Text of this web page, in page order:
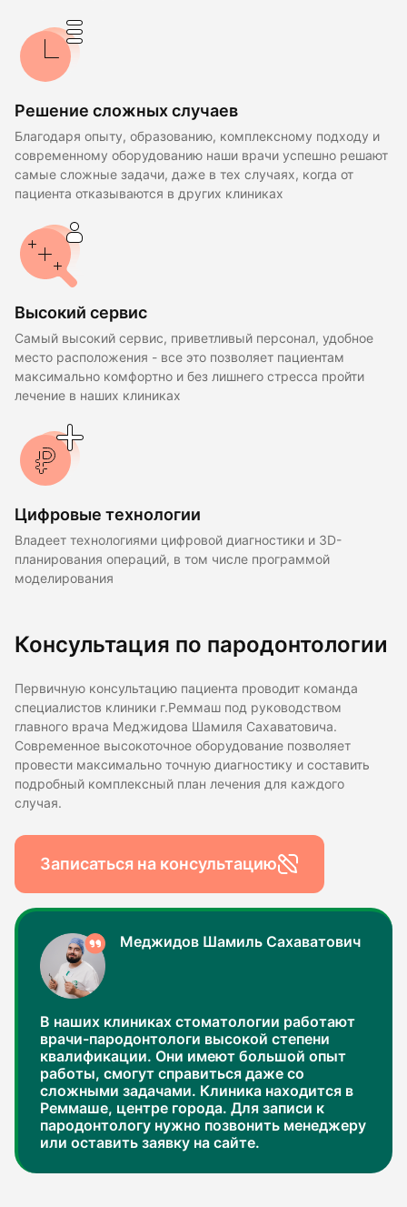
Решение сложных случаев
Благодаря опыту, образованию, комплексному подходу и
современному оборудованию наши врачи успешно решают
самые сложные задачи, даже в тех случаях, когда от
пациента отказываются в других клиниках
Высокий сервис
Самый высокий сервис, приветливый персонал, удобное
место расположения - все это позволяет пациентам
максимально комфортно и без лишнего стресса пройти
лечение в наших клиниках
Цифровые технологии
Владеет технологиями цифровой диагностики и 3D-
планирования операций, в том числе программой
моделирования
Консультация по пародонтологии
Первичную консультацию пациента проводит команда
специалистов клиники г.Реммаш под руководством
главного врача Меджидова Шамиля Сахаватовича.
Современное высокоточное оборудование позволяет
провести максимально точную диагностику и составить
подробный комплексный план лечения для каждого
случая.
Записаться на консультацию
Меджидов Шамиль Сахаватович
В наших клиниках стоматологии работают
врачи-пародонтологи высокой степени
квалификации. Они имеют большой опыт
работы, смогут справиться даже со
сложными задачами. Клиника находится в
Реммаше, центре города. Для записи к
пародонтологу нужно позвонить менеджеру
или оставить заявку на сайте.